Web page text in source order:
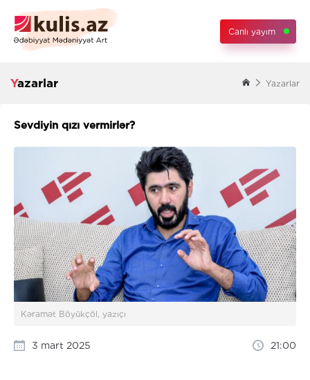
Canlı yayım
Yazarlar Yazarlar
Sevdiyin qızı vermirlər?
Kəramət Böyükçöl, yazıçı
3 mart 2025 21:00